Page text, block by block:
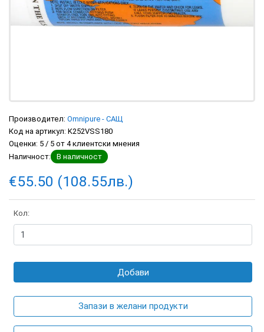
Производител: Omnipure - САЩ
Код на артикул: K252VSS180
Оценки: 5 / 5 от 4клиентски мнения
Наличност:
В наличност
€55.50 (108.55лв.)
Кол:
Добави
Запази в желани продукти